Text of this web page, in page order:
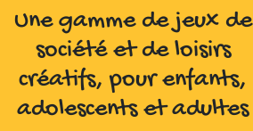
Une gamme de jeux de
société et de loisirs
créatifs, pour enfants,
adolescents et adultes